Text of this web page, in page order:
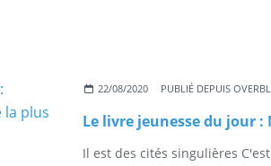
22/08/2020 PUBLIÉ DEPUIS
Il est des cités singulières